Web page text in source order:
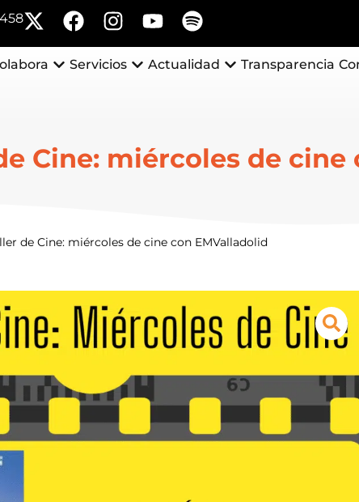
Servicios Actualidad Transparencia
Cine: miércoles de cine
de Cine: miércoles de cine con EMValladolid